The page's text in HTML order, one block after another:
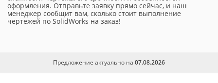
оформления. Отправьте заявку прямо сейчас, и наш
менеджер сообщит вам, сколько стоит выполнение
чертежей по SolidWorks на заказ!
Предложение актуально на 07.08.2026